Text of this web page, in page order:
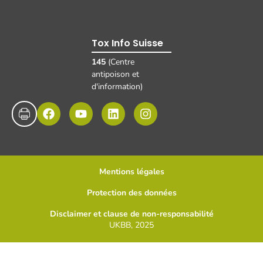
Tox Info Suisse
145 (Centre
antipoison et
d'information)
UKBB, 2025
Mentions légales
Protection des données
Disclaimer et clause de non-responsabilité